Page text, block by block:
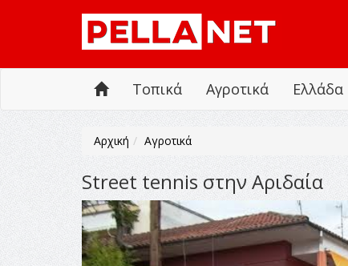
Τοπικά Αγροτικά Ελλάδα
Αρχική Αγροτικά
Street tennis στην Αριδαία